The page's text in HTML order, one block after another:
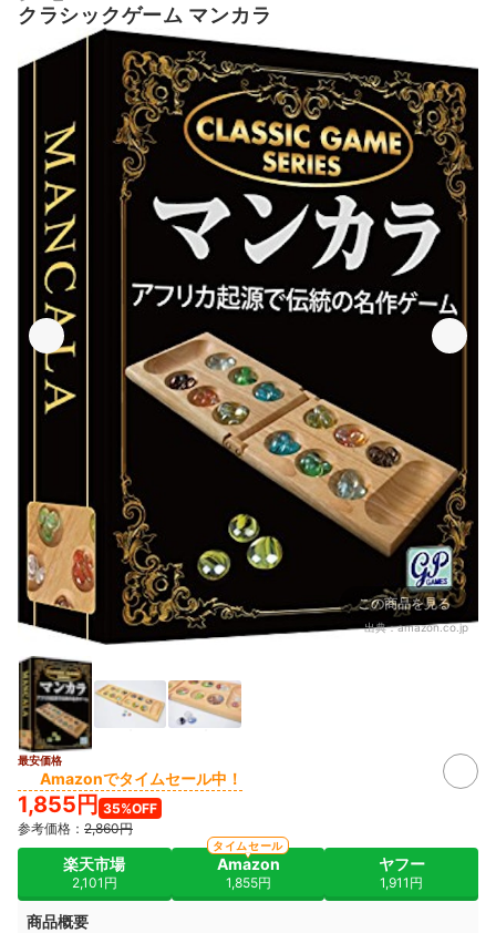
クラシックゲーム マンカラ
この商品を見る
出典：amazon.co.jp
最安価格
Amazonでタイムセール中！
1,855円 35%OFF
参考価格： 2,860円
楽天市場
2,101円
Amazon
1,855円
タイムセール
ヤフー
1,911円
商品概要